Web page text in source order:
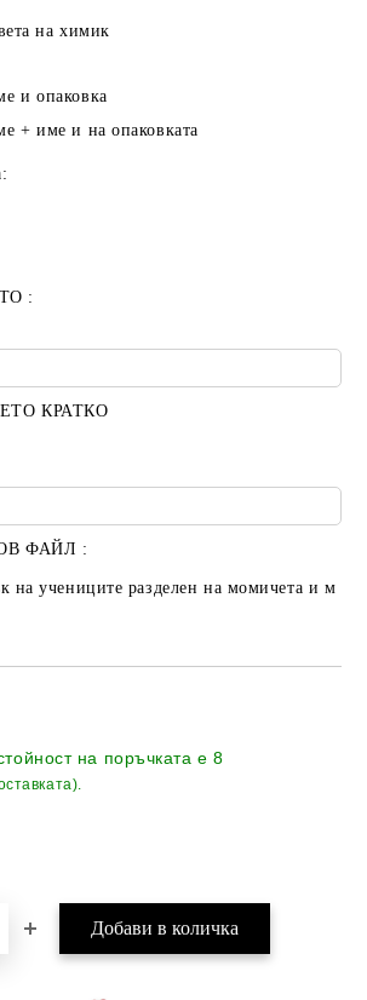
на химик
и опаковка
+ име и на опаковката
:
КРАТКО
ФАЙЛ :
на учениците разделен на момичета и м
на поръчката е8